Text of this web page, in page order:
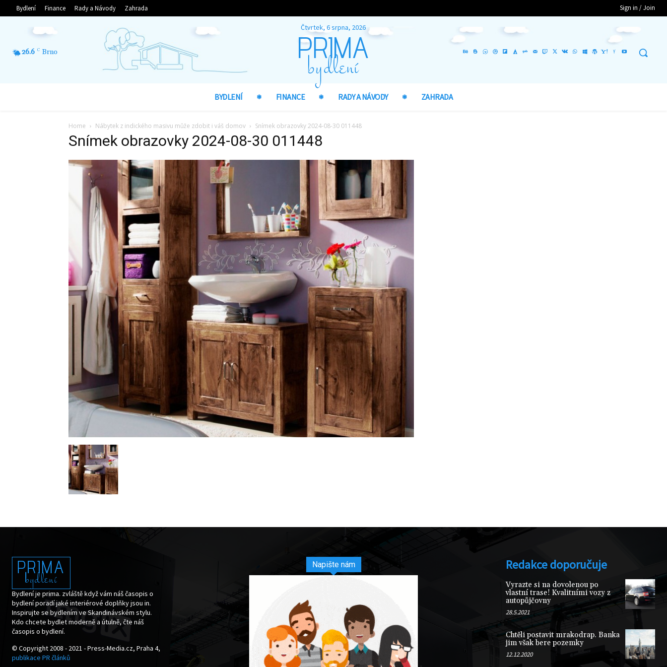
Bydlení Finance Rady a Návody Zahrada Sign in / Join
26.6 C Brno
Čtvrtek, 6 srpna, 2026
PRIMA
bydlení
BYDLENÍ FINANCE RADY A NÁVODY ZAHRADA
Home Nábytek z indického masivu může zdobit i váš domov Snímek obrazovky 2024-08-30 011448
Snímek obrazovky 2024-08-30 011448
PRIMA
bydlení
Bydlení je prima. zvláště když vám náš časopis o
bydlení poradí jaké interiérové doplňky jsou in.
Inspirujte se bydlením ve Skandinávském stylu.
Kdo chcete bydlet moderně a útulně, čte náš
časopis o bydlení.
© Copyright 2008 - 2021 - Press-Media.cz, Praha 4,
publikace PR článků
Napište nám Redakce doporučuje
Vyrazte si na dovolenou po
vlastní trase! Kvalitními vozy z
autopůjčovny
28.5.2021
Chtěli postavit mrakodrap. Banka
jim však bere pozemky
12.12.2020